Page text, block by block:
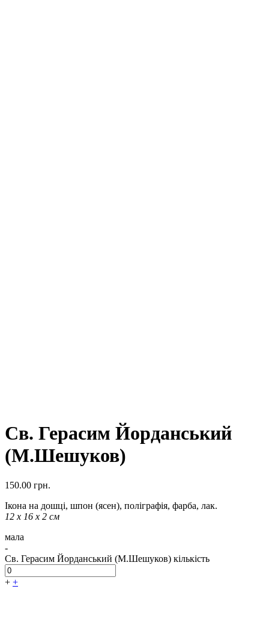
Св. Герасим Йорданський
(М.Шешуков)
150.00 грн.
Ікона на дошці, шпон (ясен), поліграфія, фарба, лак.
12 х 16 х 2 см
мала
-
Св. Герасим Йорданський (М.Шешуков) кількість
+ +